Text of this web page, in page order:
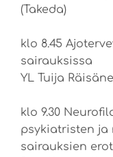
(Takeda)
klo 8.45
sairauksissa
YL Tuija
klo 9.30
psykiatristen ja
sairauksien